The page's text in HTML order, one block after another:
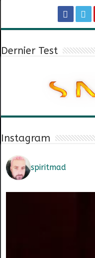
Dernier Test
Instagram
spiritmad